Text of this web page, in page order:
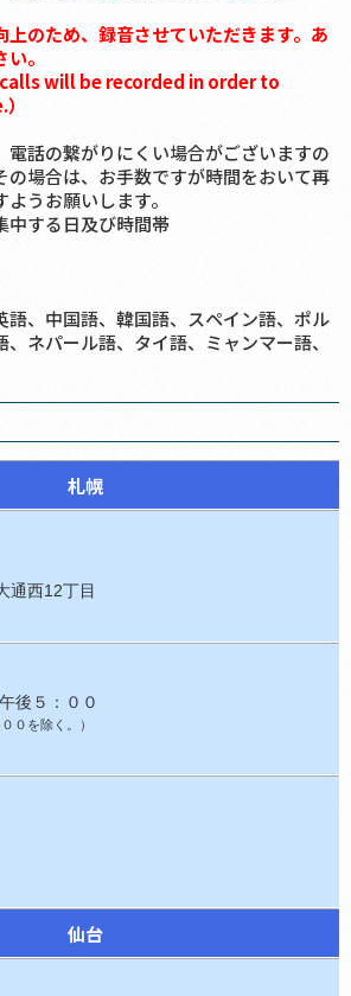
のため、録音させていただきます。あ
。
will be recorded in order to
話の繋がりにくい場合がございますの
の場合は、お手数ですが時間をおいて再
うお願いします。
中する日及び時間帯
語、中国語、韓国語、スペイン語、ポル
、ネパール語、タイ語、ミャンマー語、
札幌
通西12丁目
後５：００
０を除く。）
仙台